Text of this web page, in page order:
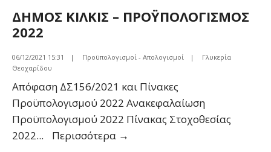
ΔΗΜΟΣ ΚΙΛΚΙΣ – ΠΡΟΫΠΟΛΟΓΙΣΜΟΣ
2022
06/12/2021 15:31 | Προϋπολογισμοί - Απολογισμοί |
Γλυκερία
Θεοχαρίδου
Απόφαση ΔΣ156/2021 και Πίνακες
Προϋπολογισμού 2022 Ανακεφαλαίωση
Προϋπολογισμού 2022 Πίνακας Στοχοθεσίας
2022... Περισσότερα →